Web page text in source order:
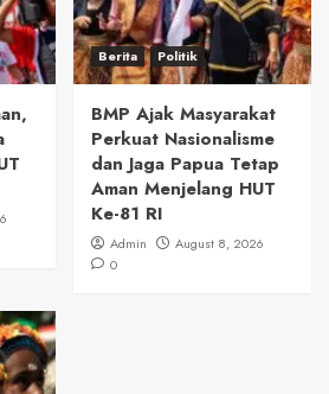
Berita Politik
BMP Ajak Masyarakat
Perkuat Nasionalisme
dan Jaga Papua Tetap
Aman Menjelang HUT
Ke-81 RI
Admin
August 8, 2026
0